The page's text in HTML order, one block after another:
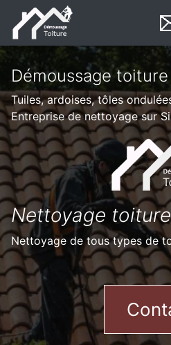
Démoussage
Tuiles, ardoises, tôles
Entreprise de nettoyage sur
Nettoyage
Nettoyage de tous types de